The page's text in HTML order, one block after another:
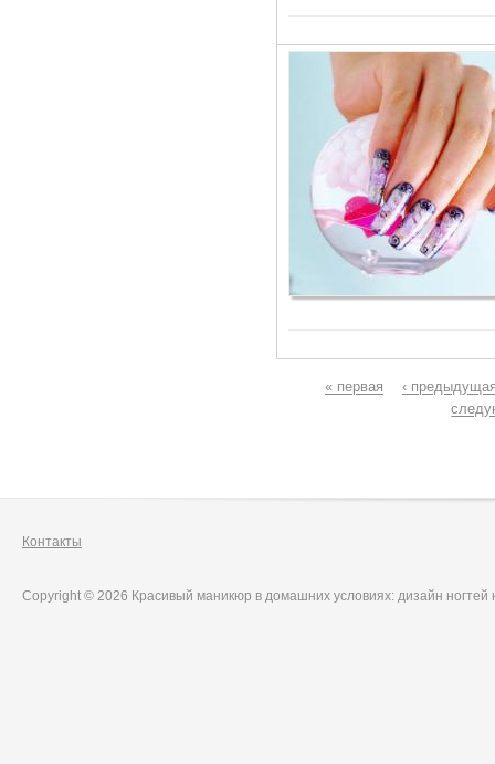
Страницы
« первая
‹
Контакты
Copyright © 2026 Красивый маникюр в домашних условиях: дизайн